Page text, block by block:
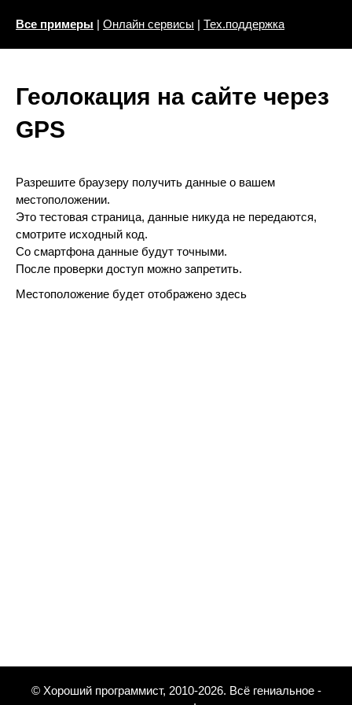
Все примеры | Онлайн сервисы | Тех.поддержка
Геолокация на сайте через
GPS
Разрешите браузеру получить данные о вашем
местоположении.
Это тестовая страница, данные никуда не передаются,
смотрите исходный код.
Со смартфона данные будут точными.
После проверки доступ можно запретить.
Местоположение будет отображено здесь
© Хороший программист, 2010-2026. Всё гениальное -